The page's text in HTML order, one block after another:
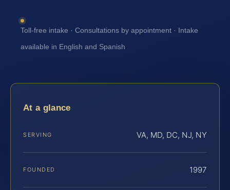
Toll-free intake · Consultations by appointment · Intake
available in English and Spanish
At a glance
SERVING VA, MD, DC, NJ, NY
FOUNDED 1997